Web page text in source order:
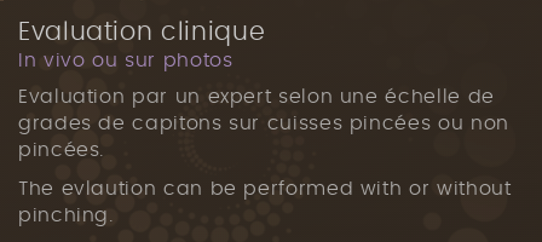
Evaluation clinique
In vivo ou sur photos
Evaluation par un expert selon une échelle de
grades de capitons sur cuisses pincées ou non
pincées.
The evlaution can be performed with or without
pinching.